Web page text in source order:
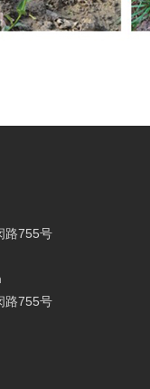
路755号
路755号